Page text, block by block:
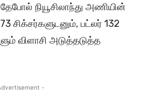
நியூசிலாந்து அணியின்
சிக்சர்களுடனும், பட்லர் 132
விளாசி அடுத்தடுத்த
-